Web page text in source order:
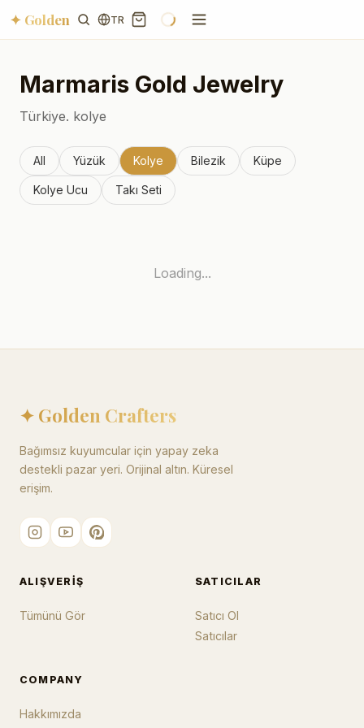
✦ Golden TR
Marmaris Gold Jewelry
Türkiye. kolye
All Yüzük Kolye Bilezik Küpe
Kolye Ucu Takı Seti
Loading...
✦ Golden Crafters
Bağımsız kuyumcular için yapay zeka
destekli pazar yeri. Orijinal altın. Küresel
erişim.
ALIŞVERIŞ
Tümünü Gör
SATICILAR
Satıcı Ol
Satıcılar
COMPANY
Hakkımızda